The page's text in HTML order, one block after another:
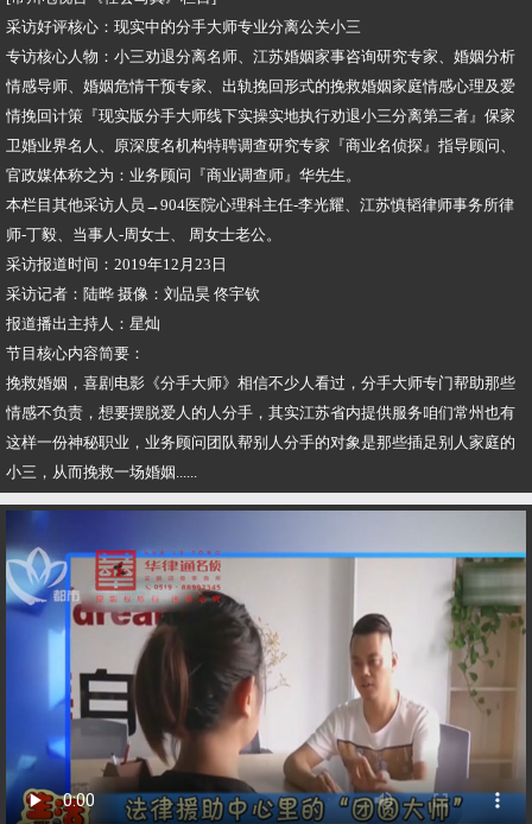
采访好评核心：现实中的分手大师专业分离公关小三
专访核心人物：小三劝退分离名师、江苏婚姻家事咨询研究专家、婚姻分析
情感导师、婚姻危情干预专家、出轨挽回形式的挽救婚姻家庭情感心理及爱
情挽回计策『现实版分手大师线下实操实地执行劝退小三分离第三者』保家
卫婚业界名人、原深度名机构特聘调查研究专家『商业名侦探』指导顾问、
官政媒体称之为：业务顾问『商业调查师』华先生。
本栏目其他采访人员→904医院心理科主任-李光耀、江苏慎韬律师事务所律
师-丁毅、当事人-周女士、 周女士老公。
采访报道时间：2019年12月23日
采访记者：陆晔 摄像：刘品昊 佟宇钦
报道播出主持人：星灿
节目核心内容简要：
挽救婚姻，喜剧电影《分手大师》相信不少人看过，分手大师专门帮助那些
情感不负责，想要摆脱爱人的人分手，其实江苏省内提供服务咱们常州也有
这样一份神秘职业，业务顾问团队帮别人分手的对象是那些插足别人家庭的
小三，从而挽救一场婚姻......